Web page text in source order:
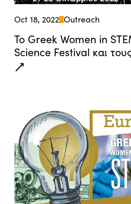
Oct 18, 2022 Outreach
Το Greek Women in
Science Festival και